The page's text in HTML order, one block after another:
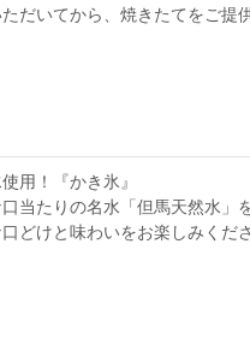
だいてから、焼きたてをご提
用！『かき氷』
当たりの名水「但馬天然水」
どけと味わいをお楽しみくださ